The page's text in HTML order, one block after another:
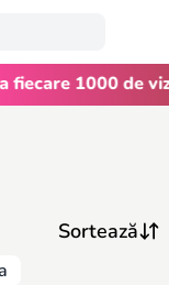
fiecare 1000 de